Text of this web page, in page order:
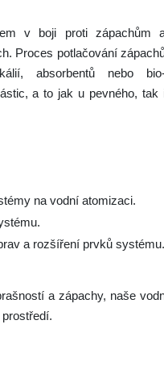
v boji proti zápachům
Proces potlačování
absorbentů nebo
a to jak u pevného, tak
na vodní atomizaci.
a rozšíření prvků systému.
a zápachy, naše